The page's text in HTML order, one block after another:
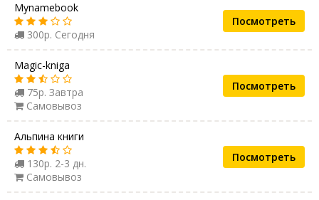
Mynamebook
300р. Сегодня
Посмотреть
Magic-kniga
75р. Завтра
Самовывоз
Посмотреть
Альпина книги
130р. 2-3 дн.
Самовывоз
Посмотреть